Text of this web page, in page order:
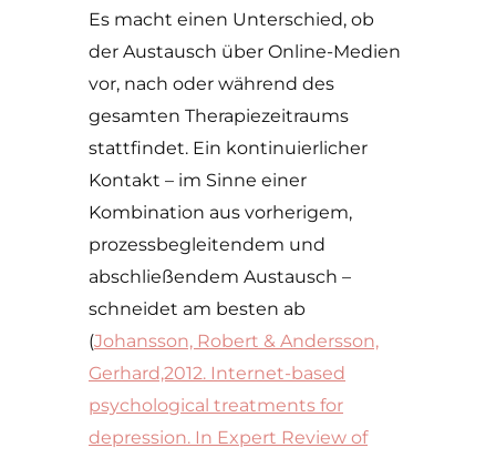
Es macht einen Unterschied, ob
der Austausch über Online-Medien
vor, nach oder während des
gesamten Therapiezeitraums
stattfindet. Ein kontinuierlicher
Kontakt – im Sinne einer
Kombination aus vorherigem,
prozessbegleitendem und
abschließendem Austausch –
schneidet am besten ab
(Johansson, Robert & Andersson,
Gerhard,2012. Internet-based
psychological treatments for
depression. In Expert Review of